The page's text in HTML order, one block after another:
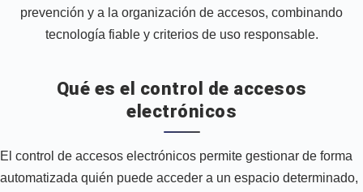
prevención y a la organización de accesos, combinando
tecnología fiable y criterios de uso responsable.
Qué es el control de accesos
electrónicos
El control de accesos electrónicos permite gestionar de forma
automatizada quién puede acceder a un espacio determinado,